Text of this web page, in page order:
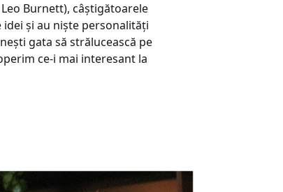
Burnett), câștigătoarele
și au niște personalități
gata să strălucească pe
ce-i mai interesant la